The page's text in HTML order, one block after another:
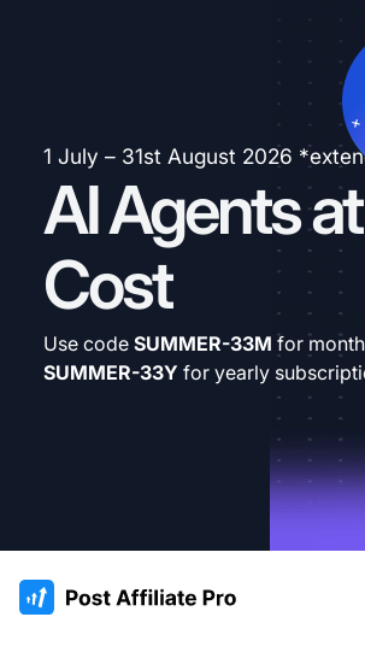
1 July – 31st August 2026
AI Agents
Cost
Use code SUMMER-33M for
SUMMER-33Y for yearly
:site.title